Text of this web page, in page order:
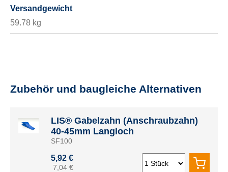
Versandgewicht
59.78 kg
Zubehör und baugleiche Alternativen
LIS® Gabelzahn (Anschraubzahn)
40-45mm Langloch
SF100
5,92 €
7,04 €